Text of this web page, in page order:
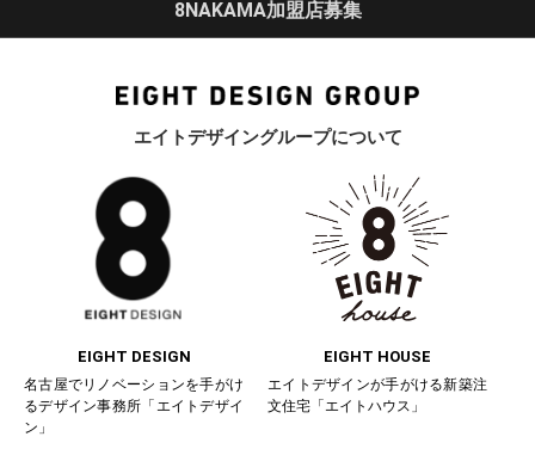
エイトデザイングループについて
EIGHT DESIGN
名古屋でリノベーションを手がけ
るデザイン事務所「エイトデザイ
ン」
EIGHT HOUSE
エイトデザインが手がける新築注
文住宅「エイトハウス」
8NAKAMA加盟店募集